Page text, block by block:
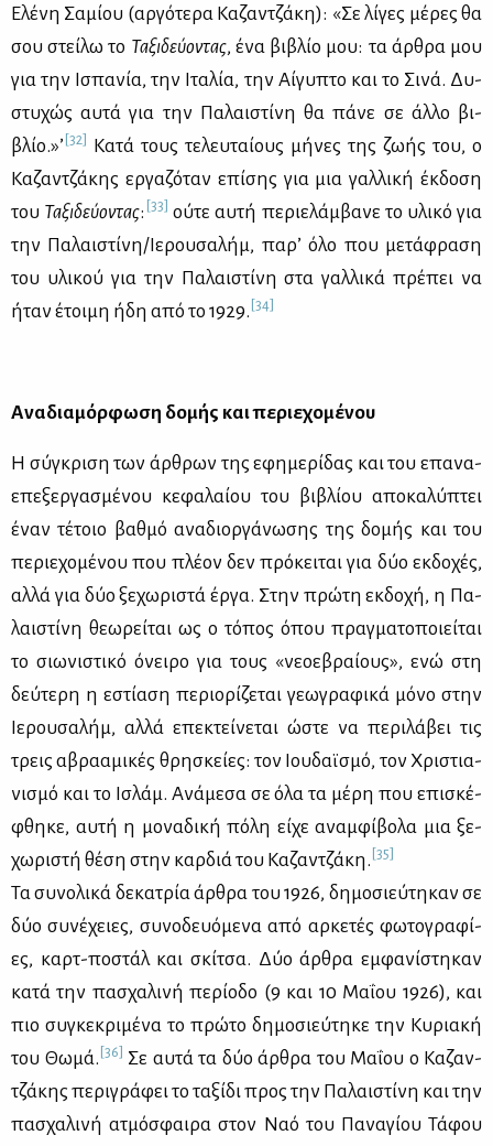
Ελέ­νη Σα­μί­ου (αρ­γό­τε­ρα Κα­ζαν­τζά­κη): «Σε λί­γες μέ­ρες θα
σου στεί­λω το Τα­ξι­δεύ­ο­ντας, ένα βι­βλίο μου: τα άρ­θρα μου
για την Ισπα­νία, την Ιτα­λία, την Αί­γυ­πτο και το Σι­νά. Δυ­
στυ­χώς αυ­τά για την Πα­λαι­στί­νη θα πά­νε σε άλ­λο βι­
βλίο.»’ [32]
Κα­τά τους τε­λευ­ταί­ους μή­νες της ζω­ής του, ο
Κα­ζαν­τζά­κης ερ­γα­ζό­ταν επί­σης για μια γαλ­λι­κή έκ­δο­ση
του Τα­ξι­δεύ­ο­ντας: [33] ού­τε αυ­τή πε­ριε­λάμ­βα­νε το υλι­κό για
την Πα­λαι­στί­νη/Ιε­ρου­σα­λήμ, πα­ρ’ όλο που με­τά­φρα­ση
του υλι­κού για την Πα­λαι­στί­νη στα γαλ­λι­κά πρέ­πει να
ήταν έτοι­μη ήδη από το 1929. [34]
Ανα­δια­μόρ­φω­ση δο­μής και πε­ριε­χο­μέ­νου
Η σύ­γκρι­ση των άρ­θρων της εφη­με­ρί­δας και του επα­να­
ε­πε­ξερ­γα­σμέ­νου κε­φα­λαί­ου του βι­βλί­ου απο­κα­λύ­πτει
έναν τέ­τοιο βαθ­μό ανα­διορ­γά­νω­σης της δο­μής και του
πε­ριε­χο­μέ­νου που πλέ­ον δεν πρό­κει­ται για δύο εκ­δο­χές,
αλ­λά για δύο ξε­χω­ρι­στά έρ­γα. Στην πρώ­τη εκ­δο­χή, η Πα­
λαι­στί­νη θε­ω­ρεί­ται ως ο τό­πος όπου πραγ­μα­το­ποιεί­ται
το σιω­νι­στι­κό όνει­ρο για τους «νε­ο­ε­βραί­ους», ενώ στη
δεύ­τε­ρη η εστί­α­ση πε­ριο­ρί­ζε­ται γε­ω­γρα­φι­κά μό­νο στην
Ιε­ρου­σα­λήμ, αλ­λά επε­κτεί­νε­ται ώστε να πε­ρι­λά­βει τις
τρεις αβρα­α­μι­κές θρη­σκεί­ες: τον Ιου­δαϊ­σμό, τον Χρι­στια­
νι­σμό και το Ισλάμ. Ανά­με­σα σε όλα τα μέ­ρη που επι­σκέ­
φθη­κε, αυ­τή η μο­να­δι­κή πό­λη εί­χε αναμ­φί­βο­λα μια ξε­
χω­ρι­στή θέ­ση στην καρ­διά του Κα­ζαν­τζά­κη. [35]
Τα συ­νο­λι­κά δε­κα­τρία άρ­θρα του 1926, δη­μο­σιεύ­τη­καν σε
δύο συ­νέ­χειες, συ­νο­δευό­με­να από αρ­κε­τές φω­το­γρα­φί­
ες, καρτ-πο­στάλ και σκί­τσα. Δύο άρ­θρα εμ­φα­νί­στη­καν
κα­τά την πα­σχα­λι­νή πε­ρί­ο­δο (9 και 10 Μα­ΐ­ου 1926), και
πιο συ­γκε­κρι­μέ­να το πρώ­το δη­μο­σιεύ­τη­κε την Κυ­ρια­κή
του Θω­μά. [36] Σε αυ­τά τα δύο άρ­θρα του Μα­ΐ­ου ο Κα­ζαν­
τζά­κης πε­ρι­γρά­φει το τα­ξί­δι προς την Πα­λαι­στί­νη και την
πα­σχα­λι­νή ατμό­σφαι­ρα στον Ναό του Πα­να­γί­ου Τά­φου